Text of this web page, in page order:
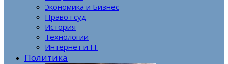
Экономика и Бизнес
Право і суд
История
Технологии
Интернет и IT
Политика